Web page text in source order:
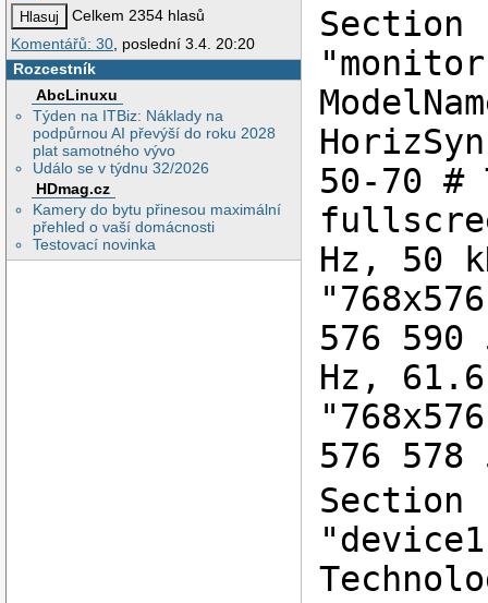
Celkem 2354 hlasů
Komentářů: 30 , poslední 3.4. 20:20
Rozcestník
AbcLinuxu
Týden na ITBiz: Náklady na
podpůrnou AI převýší do roku 2028
plat samotného vývo
Událo se v týdnu 32/2026
HDmag.cz
Kamery do bytu přinesou maximální
přehled o vaší domácnosti
Testovací novinka
50-70 #
Hz, 50
576 590
Hz,
576 578